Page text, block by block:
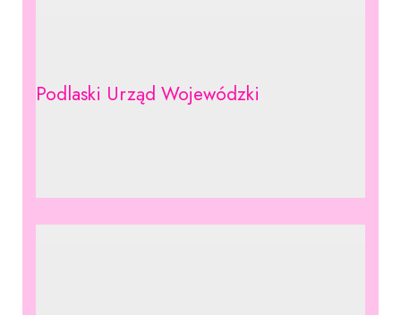
Podlaski Urząd Wojewódzki